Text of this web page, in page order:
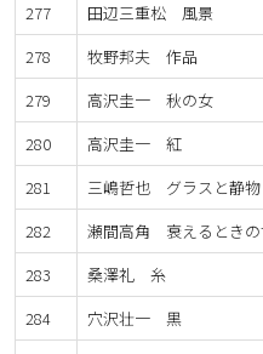
277
田辺三重松 風景
278
牧野邦夫 作品
279
高沢圭一 秋の女
280
高沢圭一 紅
281
三嶋哲也 グラスと静物
282
瀬間高角 衰えるときの
283
桑澤礼 糸
284
穴沢壮一 黒